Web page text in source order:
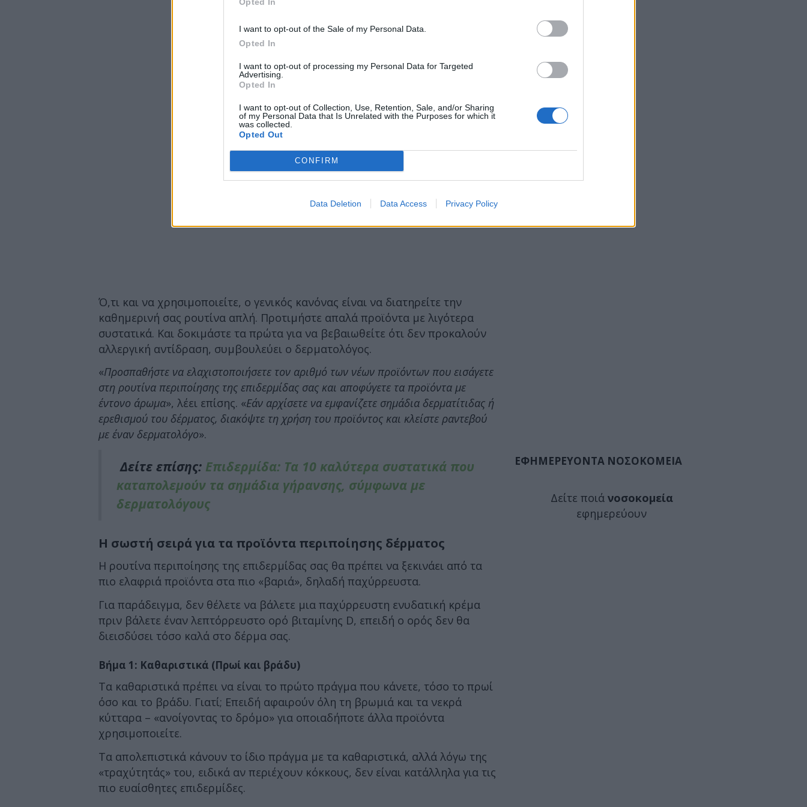
I want to opt-out of the Sale of my Personal Data.
Opted In
I want to opt-out of processing my Personal Data for Targeted
Advertising.
Opted In
I want to opt-out of Collection, Use, Retention, Sale, and/or Sharing
of my Personal Data that Is Unrelated with the Purposes for which it
was collected.
Opted Out
CONFIRM
Data Deletion Data Access Privacy Policy
Ό,τι και να χρησιμοποιείτε, ο γενικός κανόνας είναι να διατηρείτε την
καθημερινή σας ρουτίνα απλή. Προτιμήστε απαλά προϊόντα με λιγότερα
συστατικά. Και δοκιμάστε τα πρώτα για να βεβαιωθείτε ότι δεν προκαλούν
αλλεργική αντίδραση, συμβουλεύει ο δερματολόγος.
«Προσπαθήστε να ελαχιστοποιήσετε τον αριθμό των νέων προϊόντων που εισάγετε
στη ρουτίνα περιποίησης της επιδερμίδας σας και αποφύγετε τα προϊόντα με
έντονο άρωμα», λέει επίσης. «Εάν αρχίσετε να εμφανίζετε σημάδια δερματίτιδας ή
ερεθισμού του δέρματος, διακόψτε τη χρήση του προϊόντος και κλείστε ραντεβού
με έναν δερματολόγο».
Δείτε επίσης: Επιδερμίδα: Τα 10 καλύτερα συστατικά που
καταπολεμούν τα σημάδια γήρανσης, σύμφωνα με
δερματολόγους
Η σωστή σειρά για τα προϊόντα περιποίησης δέρματος
Η ρουτίνα περιποίησης της επιδερμίδας σας θα πρέπει να ξεκινάει από τα
πιο ελαφριά προϊόντα στα πιο «βαριά», δηλαδή παχύρρευστα.
Για παράδειγμα, δεν θέλετε να βάλετε μια παχύρρευστη ενυδατική κρέμα
πριν βάλετε έναν λεπτόρρευστο ορό βιταμίνης D, επειδή ο ορός δεν θα
διεισδύσει τόσο καλά στο δέρμα σας.
Βήμα 1: Καθαριστικά (Πρωί και βράδυ)
Τα καθαριστικά πρέπει να είναι το πρώτο πράγμα που κάνετε, τόσο το πρωί
όσο και το βράδυ. Γιατί; Επειδή αφαιρούν όλη τη βρωμιά και τα νεκρά
κύτταρα – «ανοίγοντας το δρόμο» για οποιαδήποτε άλλα προϊόντα
χρησιμοποιείτε.
Τα απολεπιστικά κάνουν το ίδιο πράγμα με τα καθαριστικά, αλλά λόγω της
«τραχύτητάς» του, ειδικά αν περιέχουν κόκκους, δεν είναι κατάλληλα για τις
πιο ευαίσθητες επιδερμίδες.
ΕΦΗΜΕΡΕΥΟΝΤΑ ΝΟΣΟΚΟΜΕΙΑ
Δείτε ποιά νοσοκομεία
εφημερεύουν